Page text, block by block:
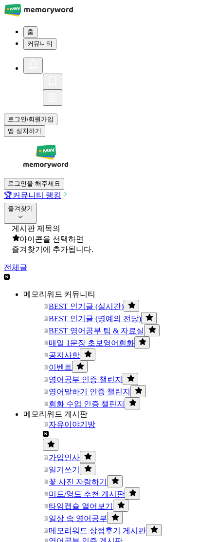
홈
커뮤니티
로그인/회원가입
앱 설치하기
로그인을 해주세요
🏆커뮤니티 랭킹
즐겨찾기
게시판 제목의
아이콘을 선택하면
즐겨찾기에 추가됩니다.
전체글
메모리워드 커뮤니티
BEST 인기글 (실시간)
BEST 인기글 (명예의 전당)
BEST 영어공부 팁 & 자료실
매일 1문장 초보영어회화
공지사항
이벤트
영어공부 인증 챌린지
영어말하기 인증 챌린지
회화 수업 인증 챌린지
메모리워드 게시판
자유이야기방
가입인사
일기쓰기
꽃 사진 자랑하기
미드/영드 추천 게시판
타임캡슐 열어보기
일상 속 영어공부
메모리워드 상점후기 게시판